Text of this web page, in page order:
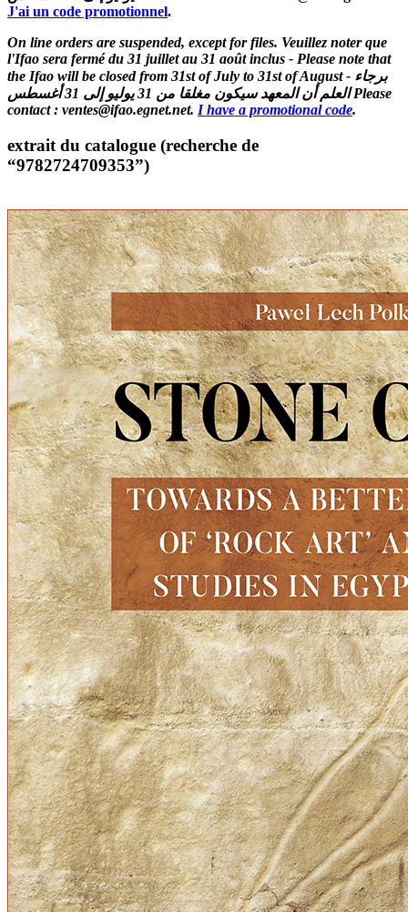
J'ai un code promotionnel.
On line orders are suspended, except for files. Veuillez noter que
l'Ifao sera fermé du 31 juillet au 31 août inclus - Please note that
the Ifao will be closed from 31st of July to 31st of August - برجاء
العلم أن المعهد سيكون مغلقا من 31 يوليو إلى 31 أغسطس Please
contact : ventes@ifao.egnet.net. I have a promotional code.
extrait du catalogue (recherche de
“9782724709353”)